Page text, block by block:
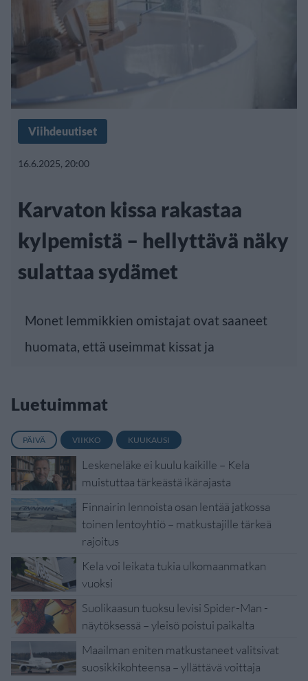
Viihdeuutiset
16.6.2025, 20:00
Karvaton kissa rakastaa
kylpemistä – hellyttävä näky
sulattaa sydämet
Monet lemmikkien omistajat ovat saaneet
huomata, että useimmat kissat ja
Luetuimmat
PÄIVÄ VIIKKO KUUKAUSI
Leskeneläke ei kuulu kaikille – Kela
muistuttaa tärkeästä ikärajasta
Finnairin lennoista osan lentää jatkossa
toinen lentoyhtiö – matkustajille tärkeä
rajoitus
Kela voi leikata tukia ulkomaanmatkan
vuoksi
Suolikaasun tuoksu levisi Spider-Man -
näytöksessä – yleisö poistui paikalta
Maailman eniten matkustaneet valitsivat
suosikkikohteensa – yllättävä voittaja